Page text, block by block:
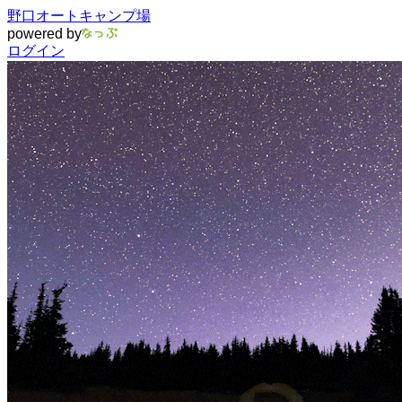
野口オートキャンプ場
powered by
ログイン